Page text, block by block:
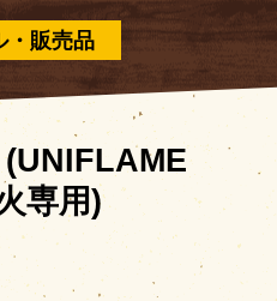
・販売品
専用)